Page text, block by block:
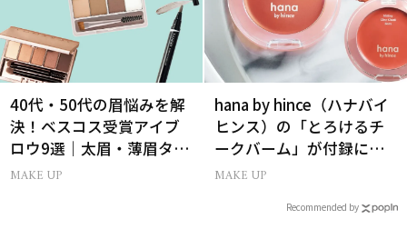
40代・50代の眉悩みを解
決！ベスコス受賞アイブ
ロウ9選｜太眉・薄眉タイ
プ別の描き方
MAKE UP
hana by hince（ハナバイ
ヒンス）の「とろけるチ
ークバーム」が付録に！
美ST2026年9月号付録情
MAKE UP
Recommended by